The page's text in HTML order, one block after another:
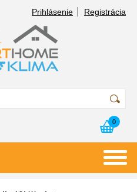
Prihlásenie Registrácia
0